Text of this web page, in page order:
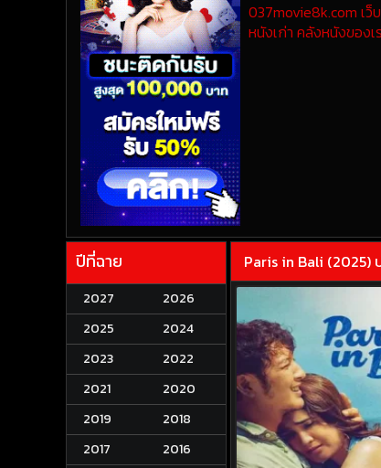
037movie8k.com เว็
หนังเก่า คลังหนังของ
ปีที่ฉาย
2027
2026
2025
2024
2023
2022
2021
2020
2019
2018
2017
2016
Paris in Bali (2025)